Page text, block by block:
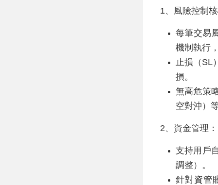
1、風險控制
每筆交易
機制執行
止損（SL
損。
無高危策
空對沖）
2、資金管理：
支持用戶
調整）。
針對資管